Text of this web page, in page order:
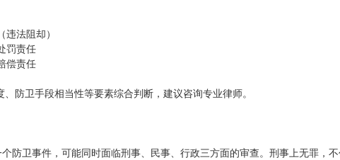
法阻却）
罚责任
偿责任
防卫手段相当性等要素综合判断，建议咨询专业律师。
防卫事件，可能同时面临刑事、民事、行政三方面的审查。刑事上无罪，不